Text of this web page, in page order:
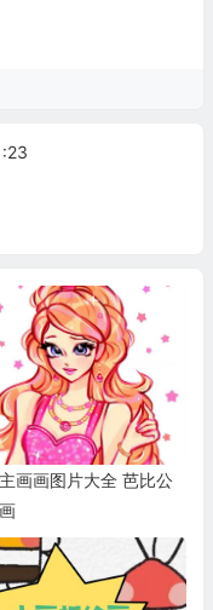
画画图片大全 芭比公